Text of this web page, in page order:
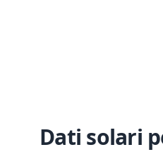
Dati solari